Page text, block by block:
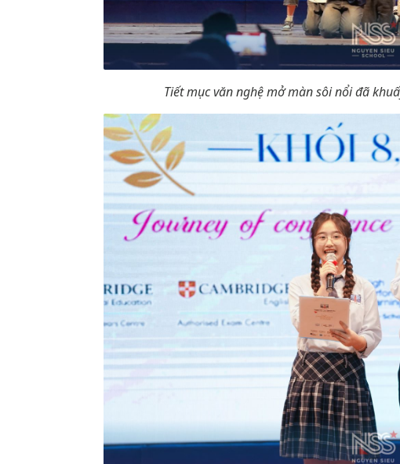
Tiết mục văn nghệ mở màn sôi nổi đã